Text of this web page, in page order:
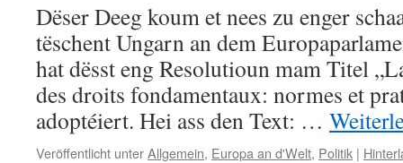
Dëser Deeg koum et nees zu enger
tëschent Ungarn an dem
hat dësst eng Resolutioun mam Titel
des droits fondamentaux: normes et
adoptéiert. Hei ass den Text: …
Veröffentlicht unterAllgemein, Europa an d'Welt, Politik |